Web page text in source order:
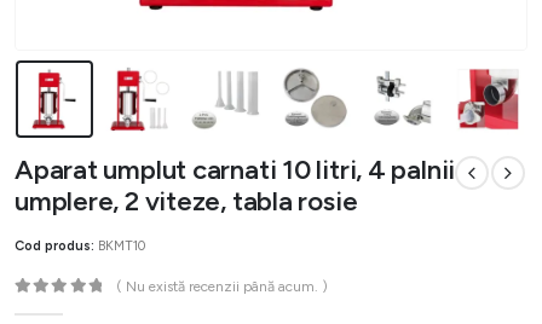
Aparat umplut carnati 10 litri, 4 palnii
umplere, 2 viteze, tabla rosie
Cod produs: BKMT10
( Nu există recenzii până acum. )